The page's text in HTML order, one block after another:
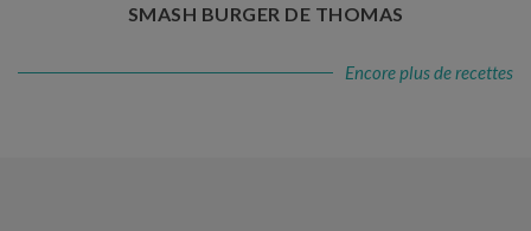
SMASH BURGER DE THOMAS
Encore plus de recettes